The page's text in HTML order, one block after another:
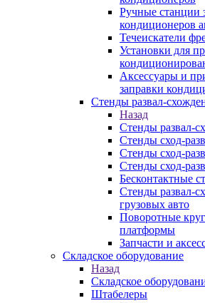
Ручные станции
кондиционеров
Течеискатели
Установки для
Аксессуары и
заправки
Стенды развал-
Назад
Стенды развал-
Стенды сход-
Стенды сход-
Стенды сход-
Бесконтактные
Стенды развал-
грузовых авто
Поворотные
платформы
Запчасти и
Складское оборудование
Назад
Складское
Штабелеры